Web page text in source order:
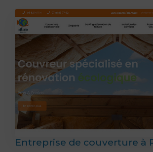
Entreprise de couverture à